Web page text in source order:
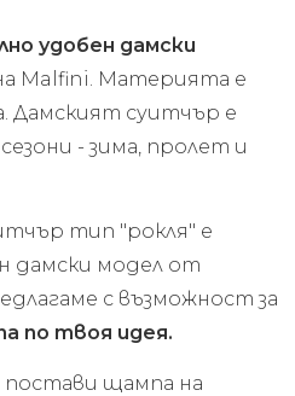
удобен дамски
Malfini. Материята е
Дамският суитчър е
- зима, пролет и
тип "рокля" е
дамски модел от
с възможност за
по твоя идея.
постави щампа на